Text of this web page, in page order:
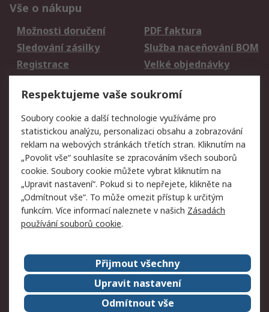
Vše o nákupu
Možnosti doručení
PDF faktura
Sledování zásilky
Služba naceňování BOM
Registrace
Velké objednávky
Právní
Autorská práva
Obchodní podmínky
společnosti RS
Prohlášení o ochraně
údajů
Zabezpečení
elektronické pošty
Zásady pro soubory
cookie
Zásady ochrany
osobních údajů
Kontakt
O naší společnosti
RS Group
Kariéra
Ocenění
Respektujeme vaše soukromí
Soubory cookie a další technologie využíváme pro
statistickou analýzu, personalizaci obsahu a zobrazování
reklam na webových stránkách třetích stran. Kliknutím na
„Povolit vše“ souhlasíte se zpracováním všech souborů
cookie. Soubory cookie můžete vybrat kliknutím na
„Upravit nastavení“. Pokud si to nepřejete, klikněte na
„Odmítnout vše“. To může omezit přístup k určitým
funkcím. Více informací naleznete v našich Zásadách
používání souborů cookie.
Přijmout všechny
Upravit nastavení
Odmítnout vše